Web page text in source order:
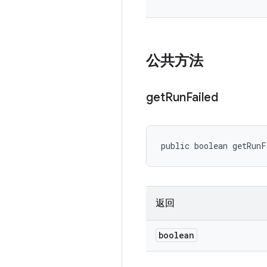
公共方法
getRunFailed
public boolean
返回
boolean